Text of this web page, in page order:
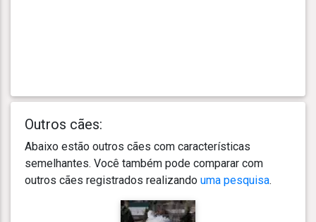
Outros cães:
Abaixo estão outros cães com características
semelhantes. Você também pode comparar com
outros cães registrados realizando uma pesquisa.